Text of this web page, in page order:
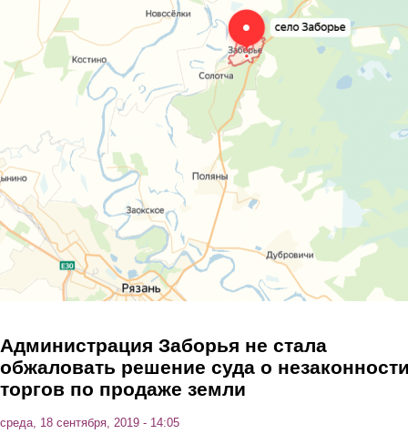
Перейти к основному содержанию
Администрация Заборья не стала
обжаловать решение суда о
торгов по продаже земли
среда, 18 сентября, 2019 - 14:05